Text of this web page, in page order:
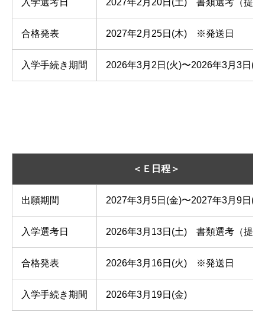
入学選考日 2027年2月20日(土) 書類選考（提出
合格発表 2027年2月25日(木) ※発送日
入学手続き期間 2026年3月2日(火)〜2026年3月3日(
＜Ｅ日程＞
出願期間 2027年3月5日(金)〜2027年3月9日(
入学選考日 2026年3月13日(土) 書類選考（提出
合格発表 2026年3月16日(火) ※発送日
入学手続き期間 2026年3月19日(金)